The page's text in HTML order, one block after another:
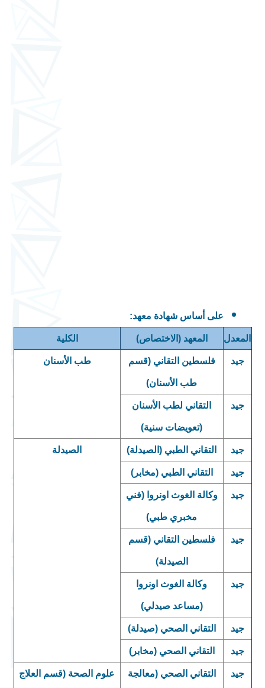
على أساس شهادة معهد:
المعدل المعهد (الاختصاص) الكلية
جيد فلسطين التقاني (قسم
طب الأسنان)
طب الأسنان
جيد التقاني لطب الأسنان
(تعويضات سنية)
جيد التقاني الطبي (الصيدلة) الصيدلة
جيد التقاني الطبي (مخابر)
جيد وكالة الغوث اونروا (فني
مخبري طبي)
جيد فلسطين التقاني (قسم
الصيدلة)
جيد وكالة الغوث اونروا
(مساعد صيدلي)
جيد التقاني الصحي (صيدلة)
جيد التقاني الصحي (مخابر)
جيد التقاني الصحي (معالجة علوم الصحة (قسم العلاج